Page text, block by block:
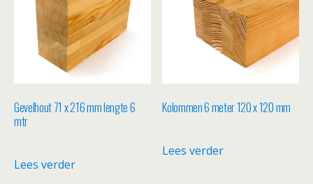
Gevelhout 71 x 216 mm lengte 6
mtr
Lees verder
Kolommen 6 meter 120 x 120 mm
Lees verder